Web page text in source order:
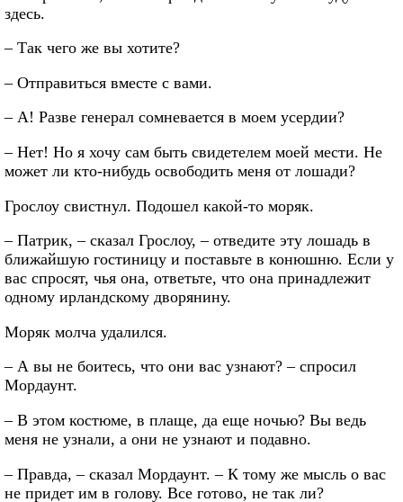
здесь.
– Так чего же вы хотите?
– Отправиться вместе с вами.
– А! Разве генерал сомневается в моем усердии?
– Нет! Но я хочу сам быть свидетелем моей мести. Не
может ли кто-нибудь освободить меня от лошади?
Грослоу свистнул. Подошел какой-то моряк.
– Патрик, – сказал Грослоу, – отведите эту лошадь в
ближайшую гостиницу и поставьте в конюшню. Если у
вас спросят, чья она, ответьте, что она принадлежит
одному ирландскому дворянину.
Моряк молча удалился.
– А вы не боитесь, что они вас узнают? – спросил
Мордаунт.
– В этом костюме, в плаще, да еще ночью? Вы ведь
меня не узнали, а они не узнают и подавно.
– Правда, – сказал Мордаунт. – К тому же мысль о вас
не придет им в голову. Все готово, не так ли?